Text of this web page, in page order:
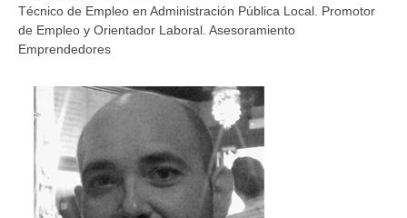
Técnico de Empleo en Administración Pública Local. Promotor
de Empleo y Orientador Laboral. Asesoramiento
Emprendedores